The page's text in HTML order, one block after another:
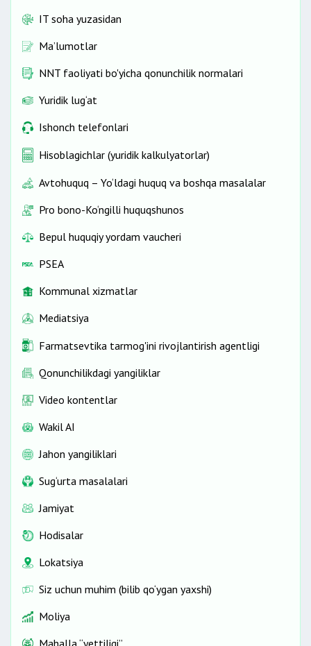
IT soha yuzasidan
Ma’lumotlar
NNT faoliyati bo'yicha qonunchilik normalari
Yuridik lug‘at
Ishonch telefonlari
Hisoblagichlar (yuridik kalkulyatorlar)
Avtohuquq – Yo‘ldagi huquq va boshqa masalalar
Pro bono-Ko‘ngilli huquqshunos
Bepul huquqiy yordam vaucheri
PSEA
Kommunal xizmatlar
Mediatsiya
Farmatsevtika tarmog'ini rivojlantirish agentligi
Qonunchilikdagi yangiliklar
Video kontentlar
Wakil AI
Jahon yangiliklari
Sug‘urta masalalari
Jamiyat
Hodisalar
Lokatsiya
Siz uchun muhim (bilib qo‘ygan yaxshi)
Moliya